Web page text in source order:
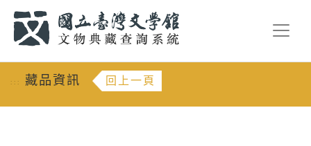
::: 藏品資訊 回上一頁